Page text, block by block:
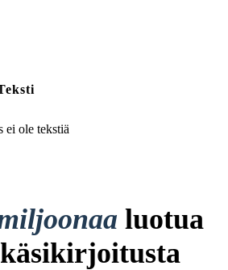
ei ole tekstiä
luotua